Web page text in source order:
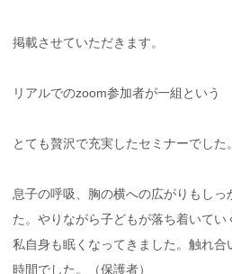
掲載させていただきます。
リアルでのzoom参加者が一組という
とても贅沢で充実したセミナーでした。
息子の呼吸、胸の横への広がりもしっ
た。やりながら子どもが落ち着いてい
私自身も眠くなってきました。触れ
時間でした。（保護者）